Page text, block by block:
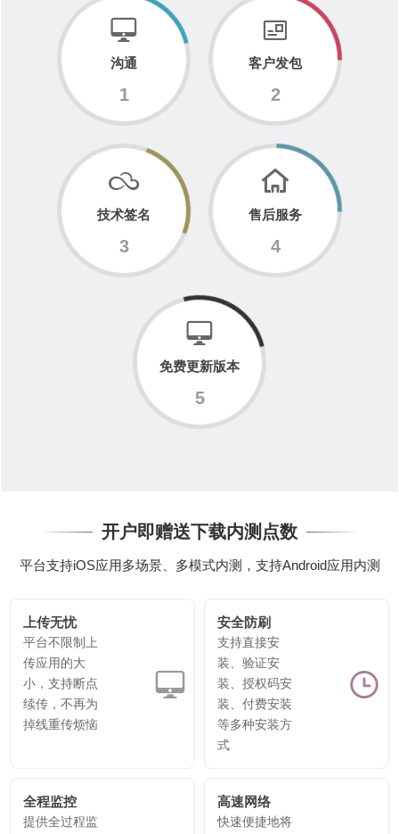
1
沟通
2
客户发包
3
技术签名
4
售后服务
5
免费更新版本
开户即赠送下载内测点数
平台支持iOS应用多场景、多模式内测，支持Android应用内测
上传无忧
平台不限制上
传应用的大
小，支持断点
续传，不再为
掉线重传烦恼
安全防刷
支持直接安
装、验证安
装、授权码安
装、付费安装
等多种安装方
式
全程监控
提供全过程监
高速网络
快速便捷地将